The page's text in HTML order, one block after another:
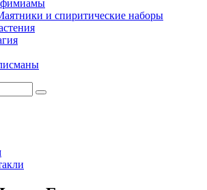
фимиамы
и спиритические наборы